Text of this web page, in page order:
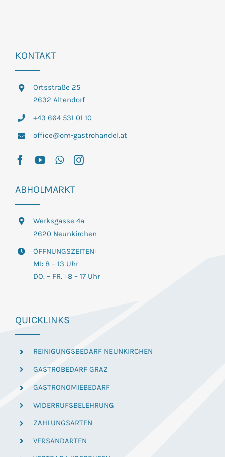
KONTAKT
Ortsstraße 25
2632 Altendorf
+43 664 531 01 10
office@om-gastrohandel.at
ABHOLMARKT
Werksgasse 4a
2620 Neunkirchen
ÖFFNUNGSZEITEN:
MI: 8 – 13 Uhr
DO. – FR. : 8 – 17 Uhr
QUICKLINKS
REINIGUNGSBEDARF NEUNKIRCHEN
GASTROBEDARF GRAZ
GASTRONOMIEBEDARF
WIDERRUFSBELEHRUNG
ZAHLUNGSARTEN
VERSANDARTEN